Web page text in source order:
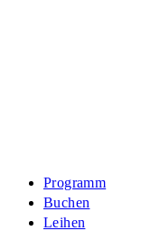
Programm
Buchen
Leihen